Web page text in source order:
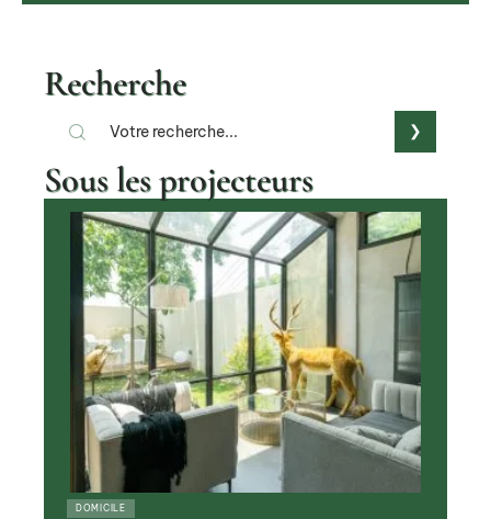
Recherche
Sous les projecteurs
DOMICILE